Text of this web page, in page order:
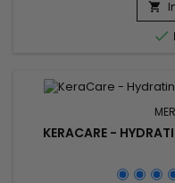


KERACARE -